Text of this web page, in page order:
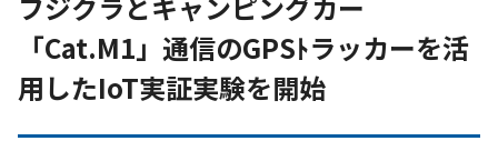
「Cat.M1」通信のGPSﾄラッカーを活
用したIoT実証実験を開始